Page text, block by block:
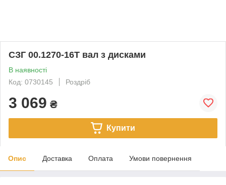
СЗГ 00.1270-16Т вал з дисками
В наявності
Код: 0730145
Роздріб
3 069 ₴
Купити
Опис Доставка Оплата Умови повернення